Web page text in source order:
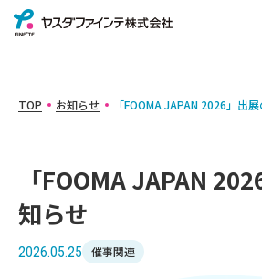
TOP お知らせ 「FOOMA JAPAN 2026」出
「FOOMA JAPAN
知らせ
2026.05.25 催事関連